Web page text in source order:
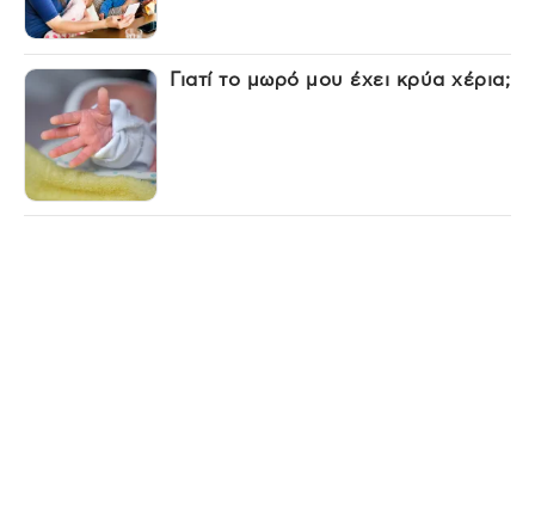
Γιατί το μωρό μου έχει κρύα χέρια;